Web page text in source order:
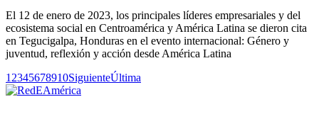
El 12 de enero de 2023, los principales líderes empresariales y del
ecosistema social en Centroamérica y América Latina se dieron cita
en Tegucigalpa, Honduras en el evento internacional: Género y
juventud, reflexión y acción desde América Latina
1 2345678910SiguienteÚltima